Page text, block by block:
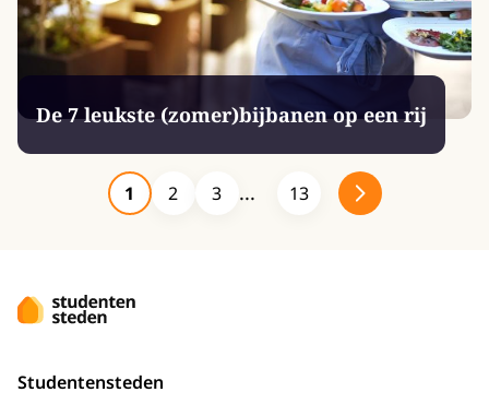
De 7 leukste (zomer)bijbanen op een rij
1 2 3 13
Studentensteden